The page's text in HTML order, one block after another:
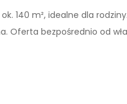
140 m², idealne dla
Oferta bezpośrednio od